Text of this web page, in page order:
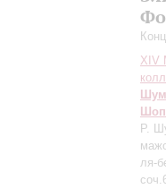
XIV
Р.
ля-